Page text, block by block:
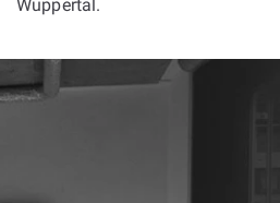
Wuppertal.